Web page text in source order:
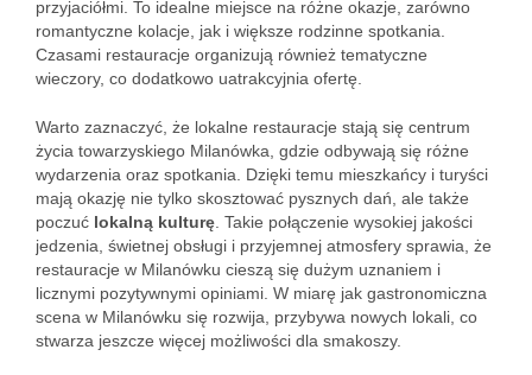
przyjaciółmi. To idealne miejsce na różne okazje, zarówno
romantyczne kolacje, jak i większe rodzinne spotkania.
Czasami restauracje organizują również tematyczne
wieczory, co dodatkowo uatrakcyjnia ofertę.
Warto zaznaczyć, że lokalne restauracje stają się centrum
życia towarzyskiego Milanówka, gdzie odbywają się różne
wydarzenia oraz spotkania. Dzięki temu mieszkańcy i turyści
mają okazję nie tylko skosztować pysznych dań, ale także
poczuć lokalną kulturę . Takie połączenie wysokiej jakości
jedzenia, świetnej obsługi i przyjemnej atmosfery sprawia, że
restauracje w Milanówku cieszą się dużym uznaniem i
licznymi pozytywnymi opiniami. W miarę jak gastronomiczna
scena w Milanówku się rozwija, przybywa nowych lokali, co
stwarza jeszcze więcej możliwości dla smakoszy.